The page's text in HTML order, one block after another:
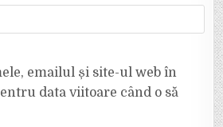
emailul și site-ul web în
data viitoare când o să